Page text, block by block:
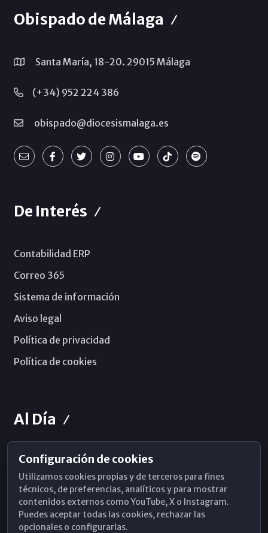
Obispado de Málaga
Santa María, 18-20. 29015 Málaga
(+34) 952 224 386
obispado@diocesismalaga.es
De Interés
Contabilidad ERP
Correo 365
Sistema de información
Aviso legal
Política de privacidad
Política de cookies
Al Día
Horarios de Misa
Hemeroteca
WhatsApp
Configuración de cookies
Utilizamos cookies propias y de terceros para fines
técnicos, de preferencias, analíticos y para mostrar
contenidos externos como YouTube, X o Instagram.
Puedes aceptar todas las cookies, rechazar las
opcionales o configurarlas.